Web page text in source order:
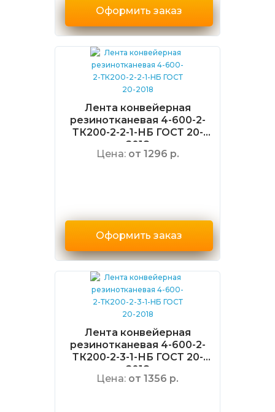
Оформить заказ
Лента конвейерная
резинотканевая 4-600-2-
ТК200-2-2-1-НБ ГОСТ 20-
2018
Цена: от 1296 р.
Оформить заказ
Лента конвейерная
резинотканевая 4-600-2-
ТК200-2-3-1-НБ ГОСТ 20-
2018
Цена: от 1356 р.